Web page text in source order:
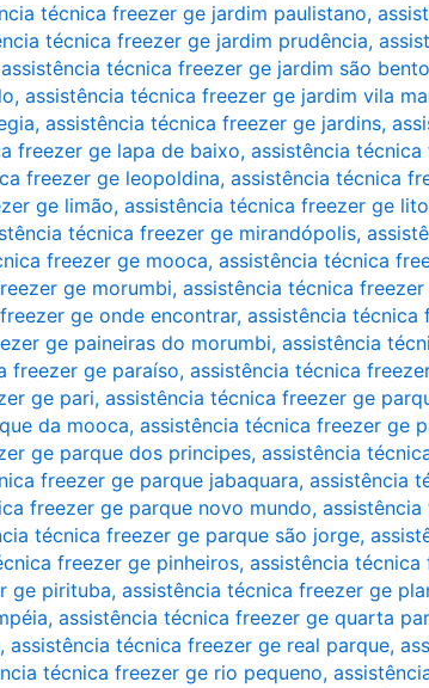
técnica freezer ge jardim paulistano,
técnica freezer ge jardim prudência,
assistência técnica freezer ge jardim são bento
, assistência técnica freezer ge jardim vila
, assistência técnica freezer ge jardins,
freezer ge lapa de baixo, assistência
freezer ge leopoldina, assistência técnica
ge limão, assistência técnica freezer ge
técnica freezer ge mirandópolis,
freezer ge mooca, assistência técnica
ge morumbi, assistência técnica freezer
ge onde encontrar, assistência técnica
ge paineiras do morumbi, assistência
freezer ge paraíso, assistência técnica
ge pari, assistência técnica freezer ge
da mooca, assistência técnica freezer ge
ge parque dos principes, assistência
freezer ge parque jabaquara, assistência
freezer ge parque novo mundo,
técnica freezer ge parque são jorge,
freezer ge pinheiros, assistência técnica
ge pirituba, assistência técnica freezer ge
, assistência técnica freezer ge quarta
, assistência técnica freezer ge real parque,
técnica freezer ge rio pequeno,